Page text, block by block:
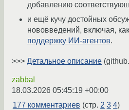
добавлению
и ещё кучу достойных
нововведений, включая,
поддержку ИИ-агентов.
>>> Детальное описание
zabbal
18.03.2026 05:45:19 +00:00
177 комментариев (стр. 2 3 4)